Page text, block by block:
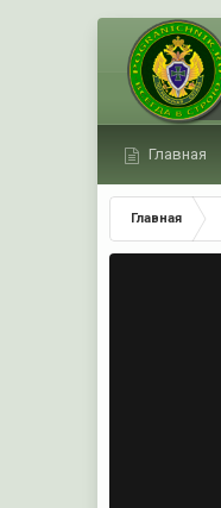
Главная
Главная